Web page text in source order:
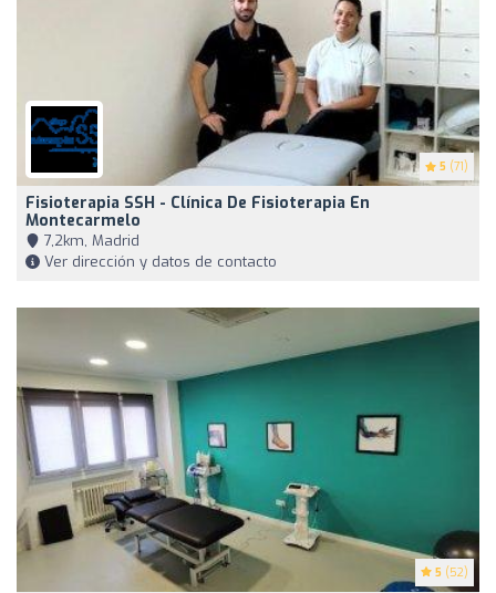
5 (71)
Fisioterapia SSH - Clínica De Fisioterapia En
Montecarmelo
7,2km, Madrid
Ver dirección y datos de contacto
5 (52)